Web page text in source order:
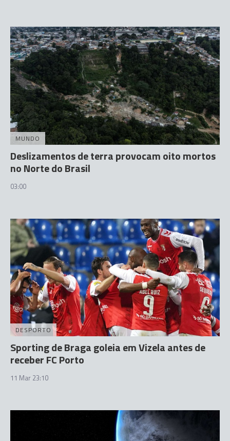
MUNDO
Deslizamentos de terra provocam oito mortos
no Norte do Brasil
03:00
DESPORTO
Sporting de Braga goleia em Vizela antes de
receber FC Porto
11 Mar 23:10